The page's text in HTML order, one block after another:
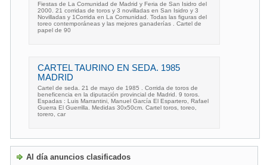
Fiestas de La Comunidad de Madrid y Feria de San Isidro del
2000. 21 corridas de toros y 3 novilladas en San Isidro y 3
Novilladas y 1Corrida en La Comunidad. Todas las figuras del
toreo contemporáneas y las mejores ganaderías . Cartel de
papel de 90
CARTEL TAURINO EN SEDA. 1985
MADRID
Cartel de seda. 21 de mayo de 1985 . Corrida de toros de
beneficencia en la diputación provincial de Madrid. 9 toros.
Espadas : Luis Marrantini, Manuel García El Espartero, Rafael
Guerra El Guerrilla. Medidas 30x50cm. Cartel toros, toreo,
torero, car
Al día anuncios clasificados